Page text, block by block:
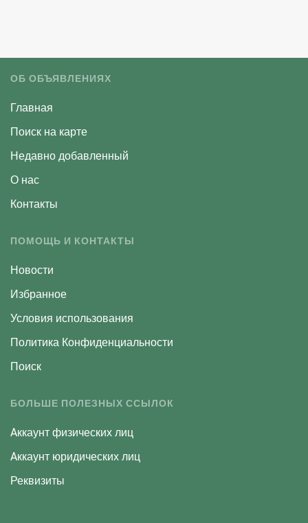
ОБ ОБЪЯВЛЕНИЯХ
Главная
Поиск на карте
Недавно добавленный
О нас
Контакты
ПОМОЩЬ И КОНТАКТЫ
Новости
Избранное
Условия использования
Политика Конфиденциальности
Поиск
БОЛЬШЕ ПОЛЕЗНЫХ ССЫЛОК
Aккаунт физических лиц
Aккаунт юридических лиц
Реквизиты